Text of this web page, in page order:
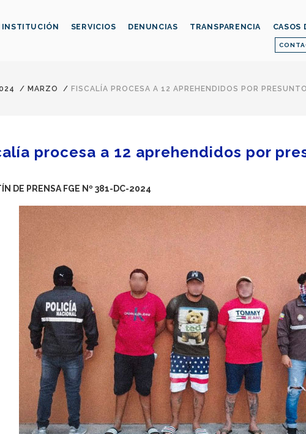
INSTITUCIÓN SERVICIOS DENUNCIAS TRANSPARENCIA CASOS
/ MARZO / FISCALÍA PROCESA A 12 APREHENDIDOS POR
procesa a 12 aprehendidos por
DE PRENSA FGE Nº 381-DC-2024